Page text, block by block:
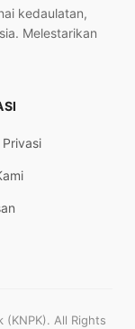
kedaulatan,
Melestarikan
All Rights